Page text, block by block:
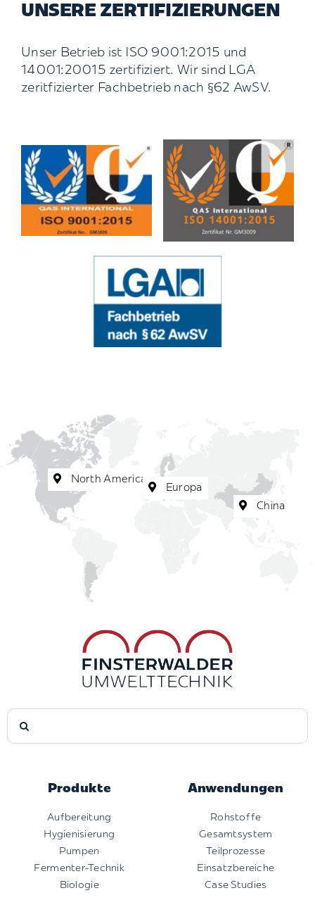
UNSERE ZERTIFIZIERUNGEN
Unser Betrieb ist ISO 9001:2015 und
14001:20015 zertifiziert. Wir sind LGA
zeritfizierter Fachbetrieb nach §62 AwSV.
North America
Europa
China
nach:
Produkte
Aufbereitung
Hygienisierung
Pumpen
Fermenter-Technik
Biologie
Anwendungen
Rohstoffe
Gesamtsystem
Teilprozesse
Einsatzbereiche
Case Studies